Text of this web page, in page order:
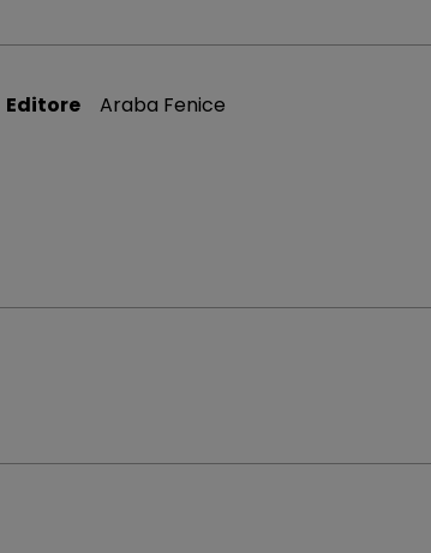
Editore Araba Fenice